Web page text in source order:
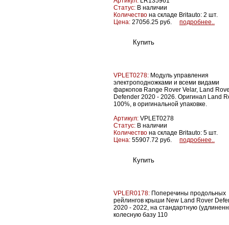
Статус: В наличии
Количество на складе Britauto: 2 шт.
Цена: 27056.25 руб. подробнее..
VPLET0278: Модуль управления
электроподножками и всеми видами
фаркопов Range Rover Velar, Land
Defender 2020 - 2026. Оригинал Land
100%, в оригинальной упаковке.
Артикул: VPLET0278
Статус: В наличии
Количество на складе Britauto: 5 шт.
Цена: 55907.72 руб. подробнее..
VPLER0178: Поперечины продольных
рейлингов крыши New Land Rover
2020 - 2022, на стандартную
колесную базу 110